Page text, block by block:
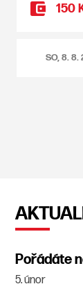
150
SO, 8. 8.
Pořádáte
5.únor